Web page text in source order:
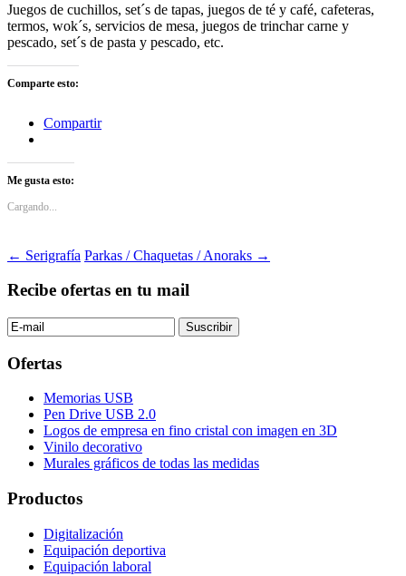
Juegos de cuchillos, set´s de tapas, juegos de té y café, cafeteras,
termos, wok´s, servicios de mesa, juegos de trinchar carne y
pescado, set´s de pasta y pescado, etc.
Comparte esto:
Compartir
Me gusta esto:
Cargando...
Navegación
de
← Serigrafía Parkas / Chaquetas / Anoraks →
Recibe ofertas en tu mail
Ofertas
Memorias USB
Pen Drive USB 2.0
Logos de empresa en fino cristal con imagen en 3D
Vinilo decorativo
Murales gráficos de todas las medidas
Productos
Digitalización
Equipación deportiva
Equipación laboral